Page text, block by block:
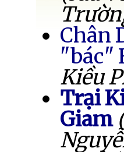
Chân
"bác"
Kiều
Trại
Giam